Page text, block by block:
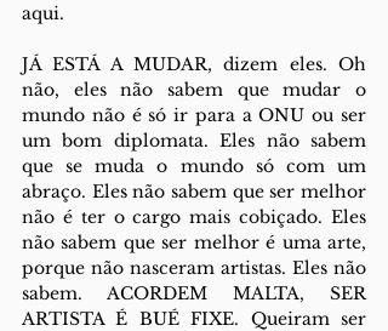
aqui.
JÁ ESTÁ A MUDAR, dizem eles. Oh
não, eles não sabem que mudar o
mundo não é só ir para a ONU ou ser
um bom diplomata. Eles não sabem
que se muda o mundo só com um
abraço. Eles não sabem que ser melhor
não é ter o cargo mais cobiçado. Eles
não sabem que ser melhor é uma arte,
porque não nasceram artistas. Eles não
sabem. ACORDEM MALTA, SER
ARTISTA É BUÉ FIXE. Queiram ser